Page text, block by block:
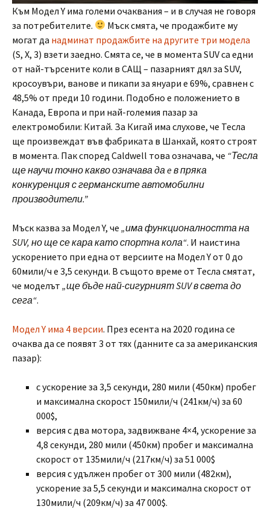
Към Модел Y има големи очаквания – и в случая не говоря
за потребителите.
Мъск смята, че продажбите му
могат да надминат продажбите на другите три модела
(S, X, 3) взети заедно. Смята се, че в момента SUV са едни
от най-търсените коли в САЩ – пазарният дял за SUV,
кросоувъри, ванове и пикапи за януари е 69%, сравнен с
48,5% от преди 10 години. Подобно е положението в
Канада, Европа и при най-големия пазар за
електромобили: Китай. За Кигай има слухове, че Тесла
ще произвеждат във фабриката в Шанхай, която строят
в момента. Пак според Caldwell това означава, че “Тесла
ще научи точно какво означава да e в пряка
конкуренция с германските автомобилни
производители.”
Мъск казва за Модел Y, че „има функционалността на
SUV, но ще се кара като спортна кола“. И наистина
ускорението при една от версиите на Модел Y от 0 до
60мили/ч е 3,5 секунди. В същото време от Тесла смятат,
че моделът „ще бъде най-сигурният SUV в света до
сега“.
Модел Y има 4 версии. През есента на 2020 година се
очаква да се появят 3 от тях (данните са за американския
пазар):
с ускорение за 3,5 секунди, 280 мили (450км) пробег
и максимална скорост 150мили/ч (241км/ч) за 60
000$,
версия с два мотора, задвижване 4×4, ускорение за
4,8 секунди, 280 мили (450км) пробег и максимална
скорост от 135мили/ч (217км/ч) за 51 000$
версия с удължен пробег от 300 мили (482км),
ускорение за 5,5 секунди и максимална скорост от
130мили/ч (209км/ч) за 47 000$.